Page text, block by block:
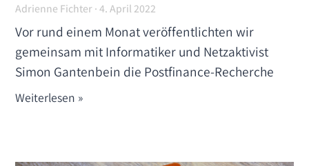
Adrienne Fichter 4. April 2022
Vor rund einem Monat veröffentlichten wir
gemeinsam mit Informatiker und Netzaktivist
Simon Gantenbein die Postfinance-Recherche
Weiterlesen »